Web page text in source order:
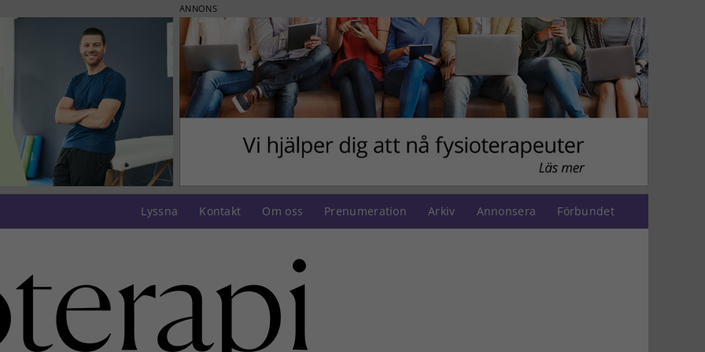
ANNONS
Lyssna Kontakt Om oss Prenumeration Arkiv Annonsera Förbundet